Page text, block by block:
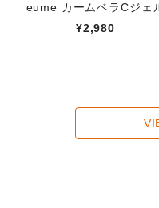
eume カームベラCジェ
¥2,980